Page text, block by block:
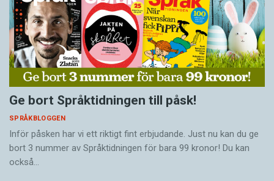
Ge bort Språktidningen till påsk!
SPRÅKBLOGGEN
Inför påsken har vi ett riktigt fint erbjudande. Just nu kan du ge
bort 3 nummer av Språktidningen för bara 99 kronor! Du kan
också…